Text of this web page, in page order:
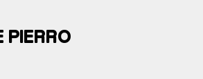
PIERRO